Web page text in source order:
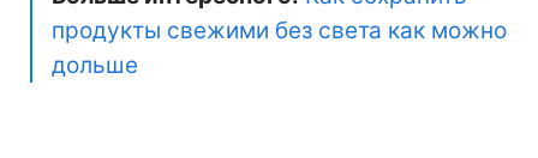
продукты свежими без света как можно
дольше